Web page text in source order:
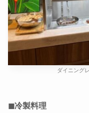
ダイニング
◼冷製料理